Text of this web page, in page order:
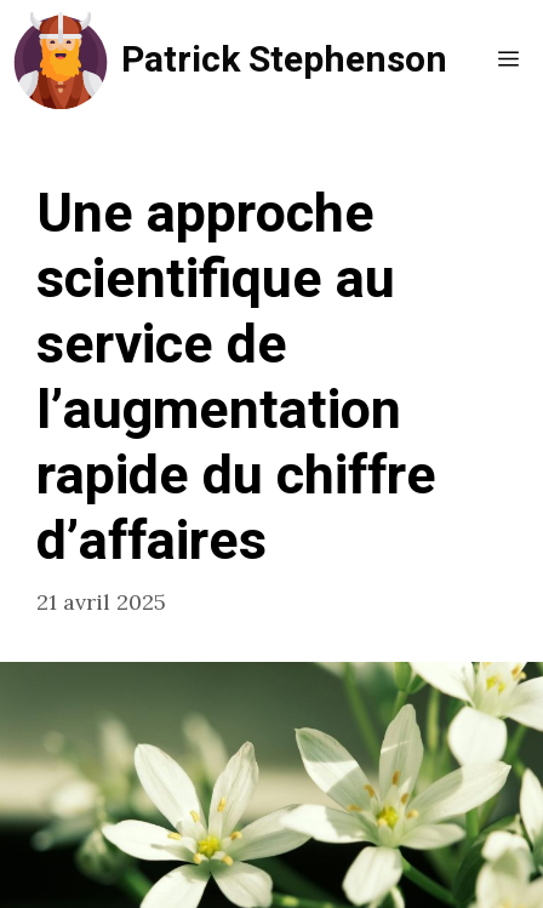
Aller
au
contenu
Patrick Stephenson
Une approche
scientifique au
service de
l’augmentation
rapide du chiffre
d’affaires
21 avril 2025